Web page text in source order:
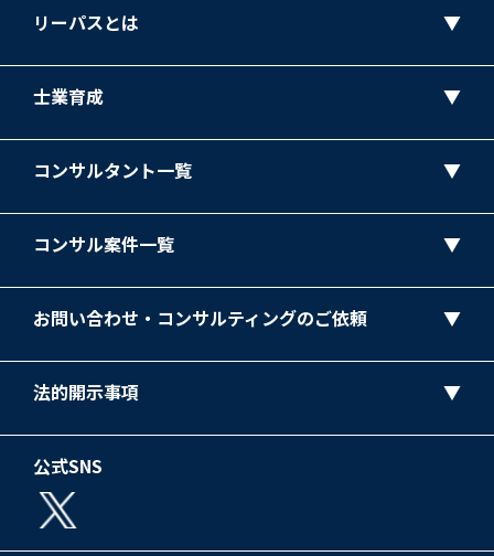
リーパスとは
士業育成
コンサルタント一覧
コンサル案件一覧
お問い合わせ・コンサルティングのご依頼
法的開示事項
公式SNS